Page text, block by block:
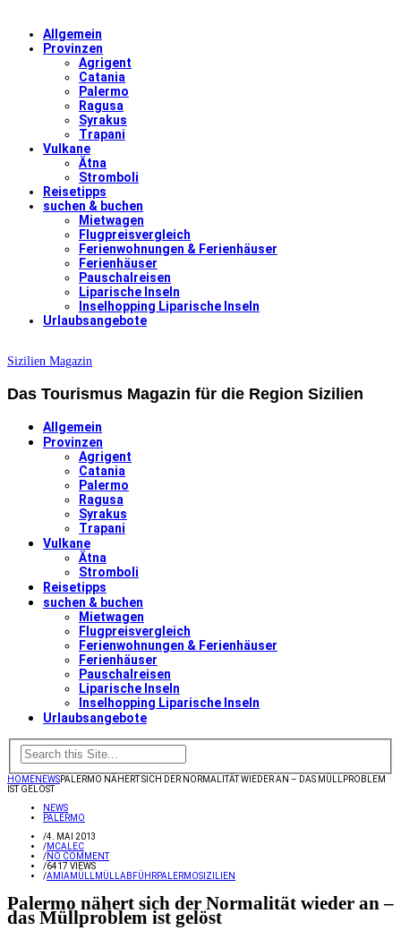
Allgemein
Provinzen
Agrigent
Catania
Palermo
Ragusa
Syrakus
Trapani
Vulkane
Ätna
Stromboli
Reisetipps
suchen & buchen
Mietwagen
Flugpreisvergleich
Ferienwohnungen & Ferienhäuser
Ferienhäuser
Pauschalreisen
Liparische Inseln
Inselhopping Liparische Inseln
Urlaubsangebote
Sizilien Magazin
Das Tourismus Magazin für die Region Sizilien
Allgemein
Provinzen
Agrigent
Catania
Palermo
Ragusa
Syrakus
Trapani
Vulkane
Ätna
Stromboli
Reisetipps
suchen & buchen
Mietwagen
Flugpreisvergleich
Ferienwohnungen & Ferienhäuser
Ferienhäuser
Pauschalreisen
Liparische Inseln
Inselhopping Liparische Inseln
Urlaubsangebote
HOMENEWSPALERMO NÄHERT SICH DER NORMALITÄT WIEDER AN – DAS MÜLLPROBLEM
IST GELÖST
NEWS
PALERMO
/4. MAI 2013
/MCALEC
/NO COMMENT
/6417 VIEWS
/AMIA MÜLL MÜLLABFÜHRPALERMOSIZILIEN
Palermo nähert sich der Normalität wieder an –
das Müllproblem ist gelöst